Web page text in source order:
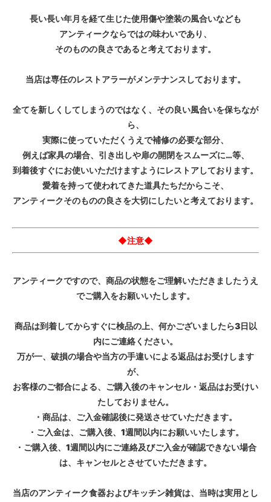
長い長い年月を経て生じた使用傷や塗装の風合いなども
アンティークならではの味わいであり、
そのものの良さであると考えております。
当店は専任のレストアラーがメンテナンスしております。
全てを新しくしてしまうのではなく、その良い風合いを保ちなが
ら、
実際に使っていただくうえで補修の必要な部分、
例えば家具の場合、引き出しや扉の開閉をスムーズに…等、
到着後すぐにお使いいただけますようにレストアしております。
愛着を持って使われてきた道具たちだからこそ、
アンティークそのものの良さを大切にしたいと考えております。
◆注意◆
アンティークですので、商品の状態をご理解いただきましたうえ
でご購入をお願いいたします。
商品は到着してからすぐに検品の上、何かございましたら3日以
内にご連絡ください。
万が一、破損の場合や当方の手違いによる返品はお受けします
が、
お客様のご都合による、ご購入後のキャンセル・返品はお受けい
たしておりません。
・商品は、ご入金確認後に発送させていただきます。
・ご入金は、ご購入後、1週間以内にお願いいたします。
・ご購入後、1週間以内にご連絡及びご入金が確認できない場合
は、キャンセルとさせていただきます。
当店のアンティーク食器およびキッチン雑貨は、当時は実用とし